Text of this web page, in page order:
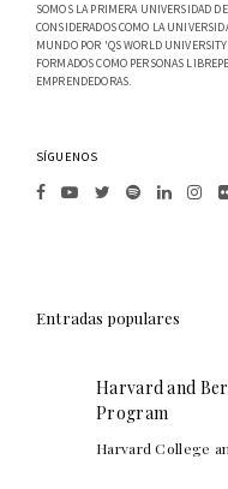
SOMOS LA PRIMERA UNIVERSIDAD
CONSIDERADOS COMO LA
MUNDO POR 'QS WORLD
FORMADOS COMO PERSONAS
EMPRENDEDORAS.
SÍGUENOS
Entradas populares
Harvard and
Program
Harvard College